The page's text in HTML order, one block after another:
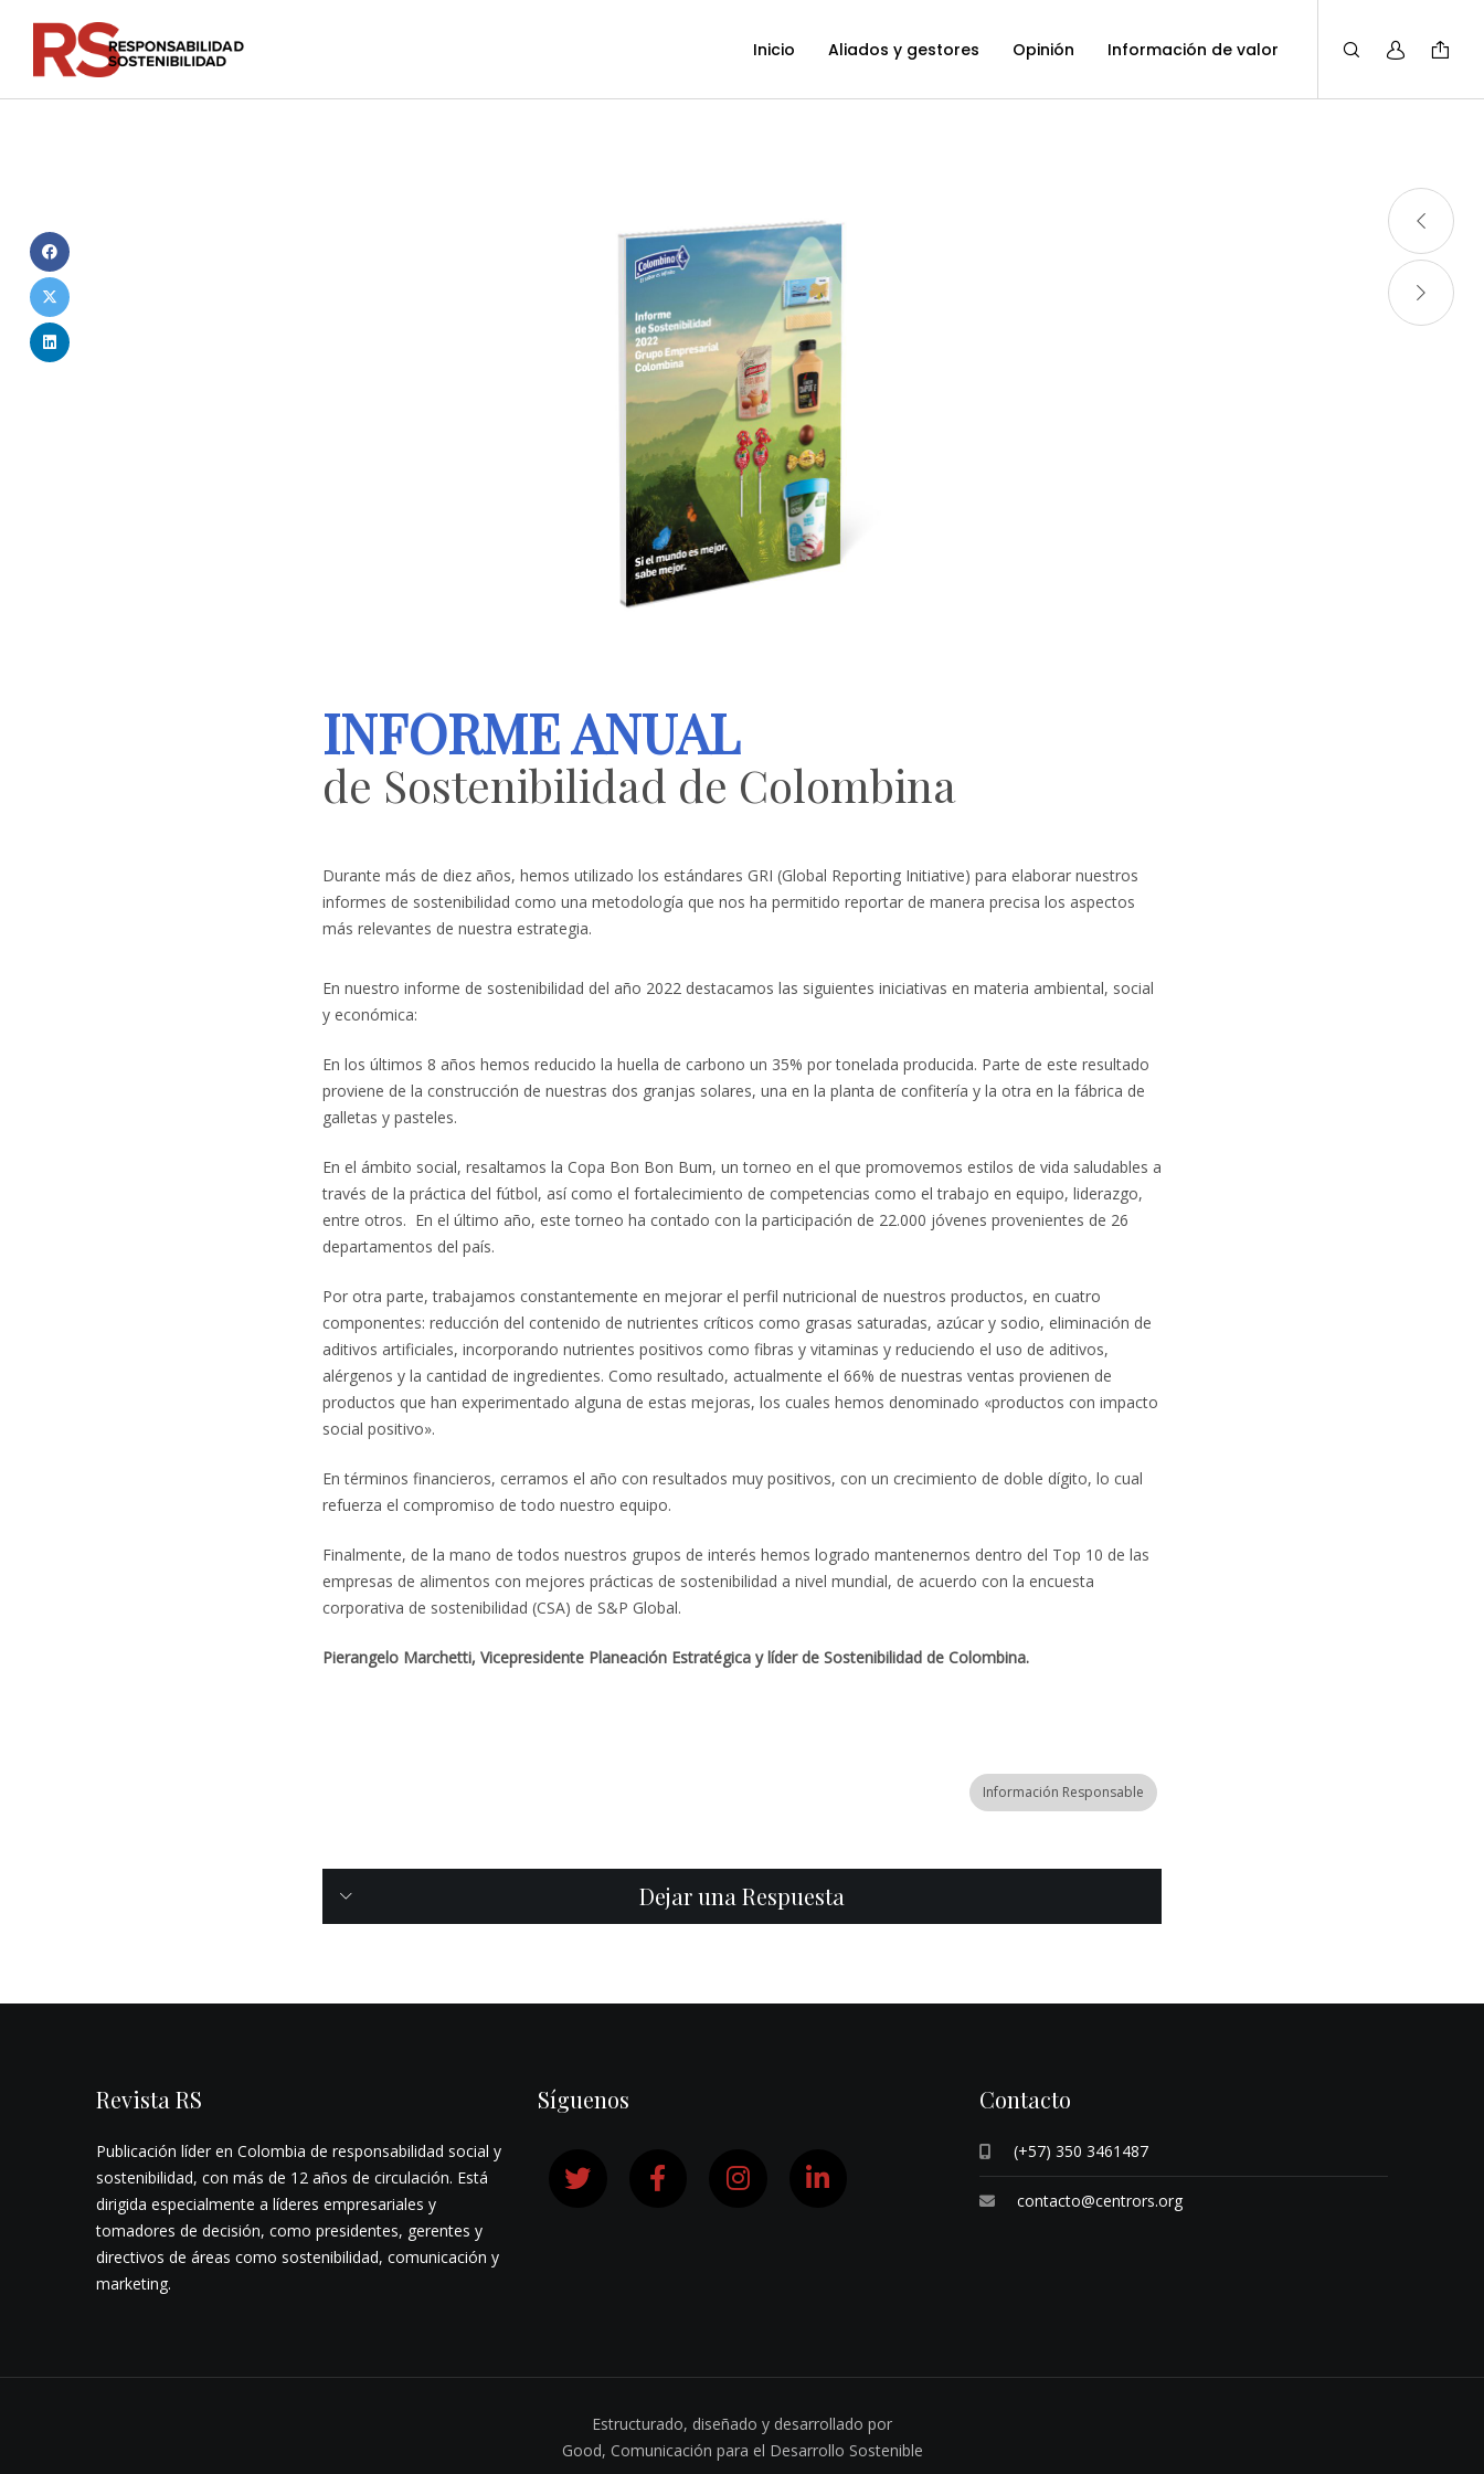
Inicio Aliados y gestores Opinión Información de valor
INFORME ANUAL
de Sostenibilidad de Colombina
Durante más de diez años, hemos utilizado los estándares GRI (Global Reporting Initiative) para elaborar nuestros
informes de sostenibilidad como una metodología que nos ha permitido reportar de manera precisa los aspectos
más relevantes de nuestra estrategia.
En nuestro informe de sostenibilidad del año 2022 destacamos las siguientes iniciativas en materia ambiental, social
y económica:
En los últimos 8 años hemos reducido la huella de carbono un 35% por tonelada producida. Parte de este resultado
proviene de la construcción de nuestras dos granjas solares, una en la planta de confitería y la otra en la fábrica de
galletas y pasteles.
En el ámbito social, resaltamos la Copa Bon Bon Bum, un torneo en el que promovemos estilos de vida saludables a
través de la práctica del fútbol, así como el fortalecimiento de competencias como el trabajo en equipo, liderazgo,
entre otros. En el último año, este torneo ha contado con la participación de 22.000 jóvenes provenientes de 26
departamentos del país.
Por otra parte, trabajamos constantemente en mejorar el perfil nutricional de nuestros productos, en cuatro
componentes: reducción del contenido de nutrientes críticos como grasas saturadas, azúcar y sodio, eliminación de
aditivos artificiales, incorporando nutrientes positivos como fibras y vitaminas y reduciendo el uso de aditivos,
alérgenos y la cantidad de ingredientes. Como resultado, actualmente el 66% de nuestras ventas provienen de
productos que han experimentado alguna de estas mejoras, los cuales hemos denominado «productos con impacto
social positivo».
En términos financieros, cerramos el año con resultados muy positivos, con un crecimiento de doble dígito, lo cual
refuerza el compromiso de todo nuestro equipo.
Finalmente, de la mano de todos nuestros grupos de interés hemos logrado mantenernos dentro del Top 10 de las
empresas de alimentos con mejores prácticas de sostenibilidad a nivel mundial, de acuerdo con la encuesta
corporativa de sostenibilidad (CSA) de S&P Global.
Pierangelo Marchetti, Vicepresidente Planeación Estratégica y líder de Sostenibilidad de Colombina.
Información Responsable
Dejar una Respuesta
Revista RS
Publicación líder en Colombia de responsabilidad social y
sostenibilidad, con más de 12 años de circulación. Está
dirigida especialmente a líderes empresariales y
tomadores de decisión, como presidentes, gerentes y
directivos de áreas como sostenibilidad, comunicación y
marketing.
Síguenos Contacto
(+57) 350 3461487
contacto@centrors.org
Estructurado, diseñado y desarrollado por
Good, Comunicación para el Desarrollo Sostenible